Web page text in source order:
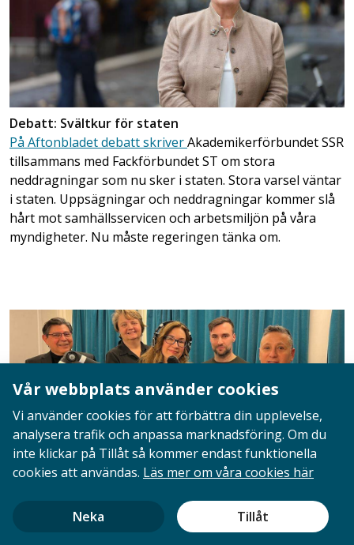
Debatt: Svältkur för staten
På Aftonbladet debatt skriverAkademikerförbundet SSR
tillsammans med Fackförbundet ST om stora
neddragningar som nu sker i staten. Stora varsel väntar
i staten. Uppsägningar och neddragningar kommer slå
hårt mot samhällsservicen och arbetsmiljön på våra
myndigheter. Nu måste regeringen tänka om.
Förbundet med i Delmi-podd om etablering på
Var sitter systemfelen varför utlandsutbildade inte får
Vår webbplats använder cookies
Vi använder cookies för att förbättra din upplevelse,
analysera trafik och anpassa marknadsföring. Om du
inte klickar på Tillåt så kommer endast funktionella
cookies att användas. Läs mer om våra cookies här
Neka Tillåt